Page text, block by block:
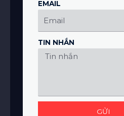
EMAIL
TIN NHẮN
GỬI